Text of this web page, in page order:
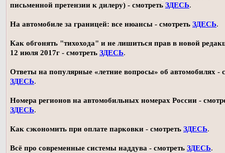
письменной претензии к дилеру) - смотреть ЗДЕСЬ.
На автомобиле за границей: все нюансы - смотреть ЗДЕСЬ.
Как обгонять "тихохода" и не лишиться прав в новой
12 июля 2017г - смотреть ЗДЕСЬ.
Ответы на популярные «летние вопросы» об автомобилях -
ЗДЕСЬ.
Номера регионов на автомобильных номерах России -
ЗДЕСЬ.
Как сэкономить при оплате парковки - смотреть ЗДЕСЬ.
Всё про современные системы наддува - смотреть ЗДЕСЬ.